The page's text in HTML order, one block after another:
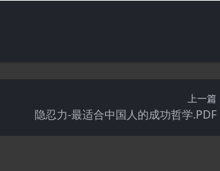
上一篇
隐忍力-最适合中国人的成功哲学.PDF